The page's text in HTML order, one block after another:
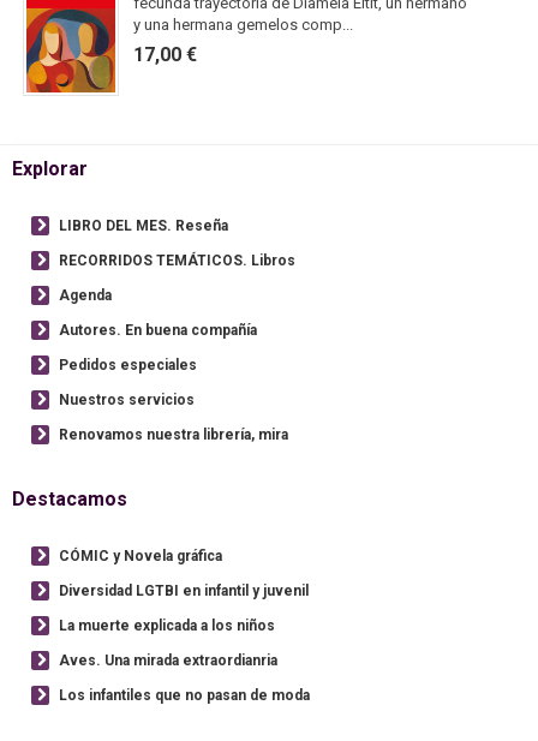
y una hermana gemelos comp...
17,00 €
Explorar
LIBRO DEL MES. Reseña
RECORRIDOS TEMÁTICOS. Libros
Agenda
Autores. En buena compañía
Pedidos especiales
Nuestros servicios
Renovamos nuestra librería, mira
Destacamos
CÓMIC y Novela gráfica
Diversidad LGTBI en infantil y juvenil
La muerte explicada a los niños
Aves. Una mirada extraordianria
Los infantiles que no pasan de moda